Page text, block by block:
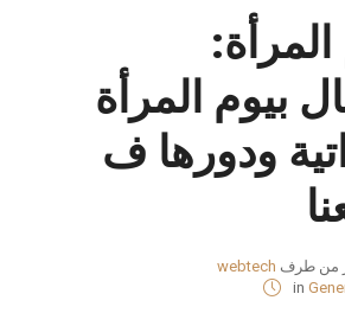
بيوم المرأة
ودورها ف
من طرف webtech
in